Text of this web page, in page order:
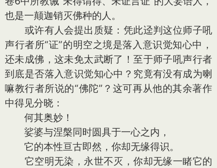
也是一颠迦销灭佛种的人。
或许有人会提出质疑：凭此迳判这位师子吼
声行者所“证”的明空之境是落入意识觉知心中，
还未成佛，这未免太武断了！至于师子吼声行者
到底是否落入意识觉知心中？究竟有没有成为喇
嘛教行者所说的“佛陀”？这可再从他的其余著作
中得见分晓：
何其奥妙！
娑婆与涅槃同时圆具于一心之内，
它的本性亘古即然，你却无缘得识。
它空明无染，永世不灭，你却无缘一睹它的